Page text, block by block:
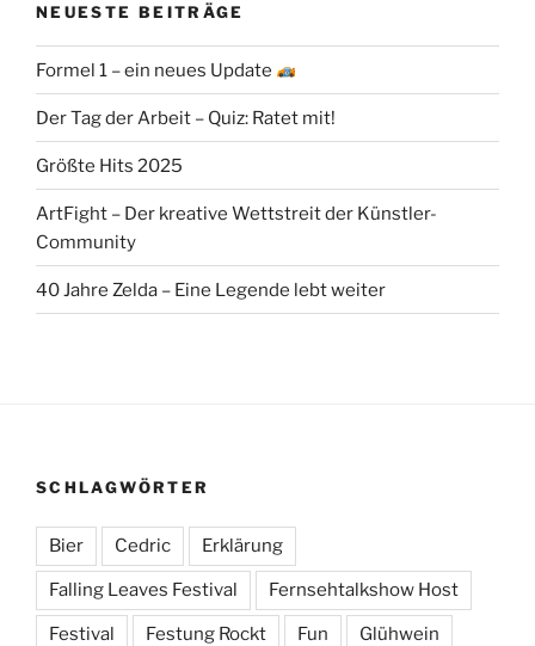
NEUESTE BEITRÄGE
Formel 1 – ein neues Update
Der Tag der Arbeit – Quiz: Ratet mit!
Größte Hits 2025
ArtFight – Der kreative Wettstreit der Künstler-
Community
40 Jahre Zelda – Eine Legende lebt weiter
SCHLAGWÖRTER
Bier Cedric Erklärung
Falling Leaves Festival Fernsehtalkshow Host
Festival Festung Rockt Fun Glühwein